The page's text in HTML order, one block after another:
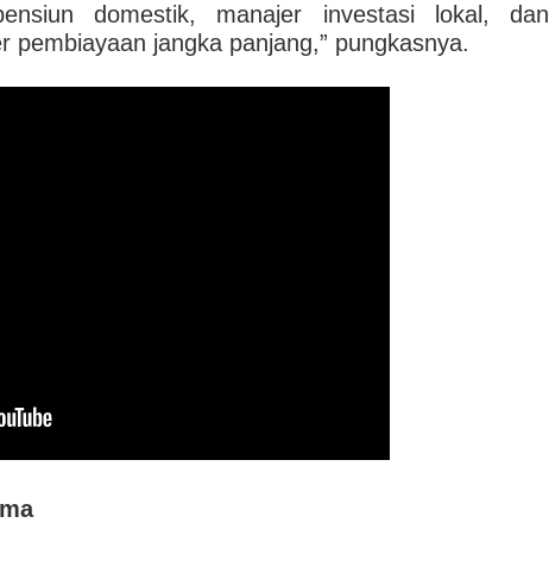
domestik, manajer investasi lokal, dan
pembiayaan jangka panjang,” pungkasnya.